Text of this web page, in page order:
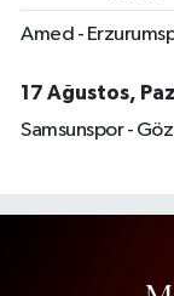
Amed -
17 Ağustos,
Samsunspor -